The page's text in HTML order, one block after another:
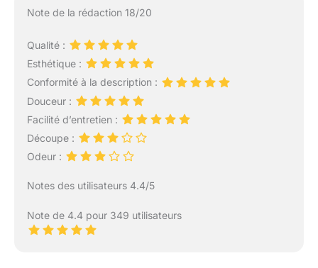
Note de la rédaction 18/20
Qualité :
Esthétique :
Conformité à la description :
Douceur :
Facilité d’entretien :
Découpe :
Odeur :
Notes des utilisateurs 4.4/5
Note de 4.4 pour 349 utilisateurs